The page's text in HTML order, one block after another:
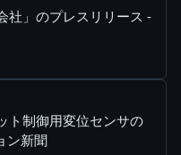
社」のプレスリリース -
ト制御用変位センサの
ン新聞